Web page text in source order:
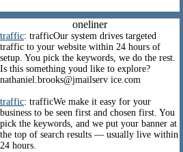
oneliner
traffic: trafficOur system drives targeted
traffic to your website within 24 hours of
setup. You pick the keywords, we do the rest.
Is this something youd like to explore?
nathaniel.brooks@jmailserv ice.com
traffic: trafficWe make it easy for your
business to be seen first and chosen first. You
pick the keywords, and we put your banner at
the top of search results — usually live within
24 hours.